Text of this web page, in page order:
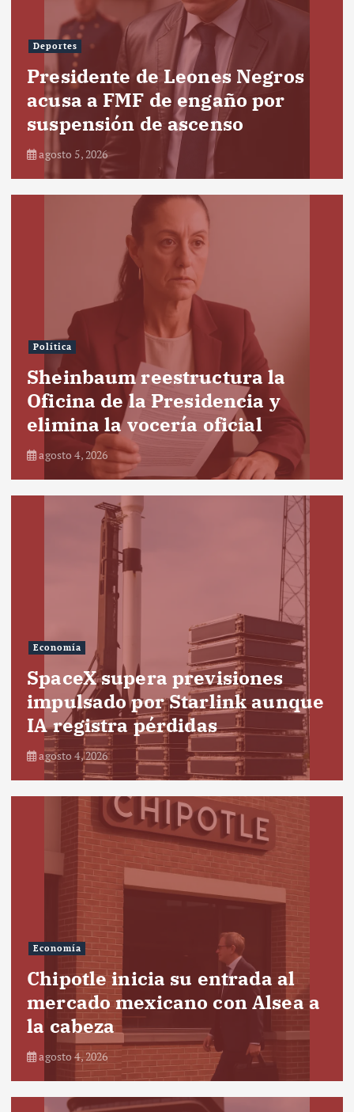
Deportes
Presidente de Leones Negros
acusa a FMF de engaño por
suspensión de ascenso
agosto 5, 2026
Política
Sheinbaum reestructura la
Oficina de la Presidencia y
elimina la vocería oficial
agosto 4, 2026
Economía
SpaceX supera previsiones
impulsado por Starlink aunque
IA registra pérdidas
agosto 4, 2026
Economía
Chipotle inicia su entrada al
mercado mexicano con Alsea a
la cabeza
agosto 4, 2026